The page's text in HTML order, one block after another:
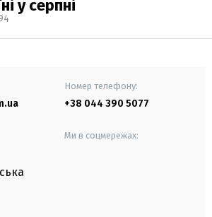
у серпні
Номер телефону:
+38 044 390 5077
Ми в соцмережах: